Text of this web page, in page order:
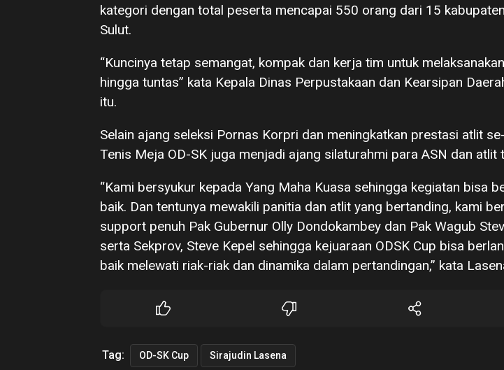
kategori dengan total peserta mencapai 550 orang dari 15
Sulut.
“Kuncinya tetap semangat, kompak dan kerja tim untuk
hingga tuntas” kata Kepala Dinas Perpustakaan dan Kearsipan
itu.
Selain ajang seleksi Pornas Korpri dan meningkatkan prestasi atlit
Tenis Meja OD-SK juga menjadi ajang silaturahmi para ASN dan atlit
“Kami bersyukur kepada Yang Maha Kuasa sehingga kegiatan bisa
baik. Dan tentunya mewakili panitia dan atlit yang bertanding, kami
support penuh Pak Gubernur Olly Dondokambey dan Pak Wagub
serta Sekprov, Steve Kepel sehingga kejuaraan ODSK Cup bisa
baik melewati riak-riak dan dinamika dalam pertandingan,” kata
Tag: OD-SK Cup Sirajudin Lasena